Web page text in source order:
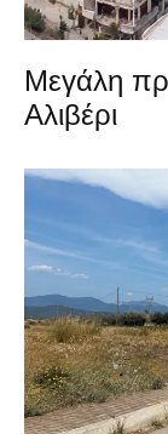
Μεγάλη
Αλιβέρι